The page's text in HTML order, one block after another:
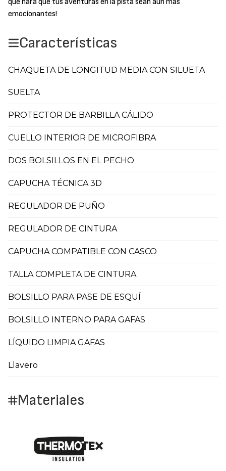
emocionantes!
Características
CHAQUETA DE LONGITUD MEDIA CON SILUETA
SUELTA
PROTECTOR DE BARBILLA CÁLIDO
CUELLO INTERIOR DE MICROFIBRA
DOS BOLSILLOS EN EL PECHO
CAPUCHA TÉCNICA 3D
REGULADOR DE PUÑO
REGULADOR DE CINTURA
CAPUCHA COMPATIBLE CON CASCO
TALLA COMPLETA DE CINTURA
BOLSILLO PARA PASE DE ESQUÍ
BOLSILLO INTERNO PARA GAFAS
LÍQUIDO LIMPIA GAFAS
Llavero
Materiales